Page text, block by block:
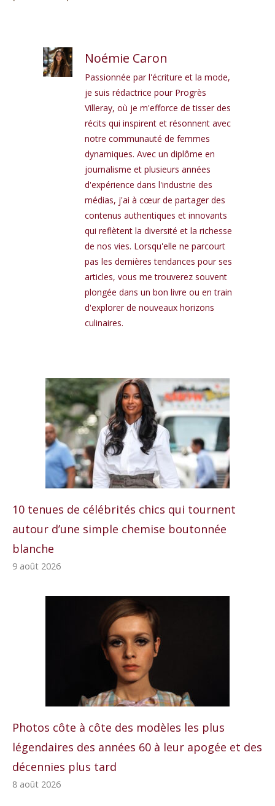
Noémie Caron
Passionnée par l'écriture et la mode,
je suis rédactrice pour Progrès
Villeray, où je m'efforce de tisser des
récits qui inspirent et résonnent avec
notre communauté de femmes
dynamiques. Avec un diplôme en
journalisme et plusieurs années
d'expérience dans l'industrie des
médias, j'ai à cœur de partager des
contenus authentiques et innovants
qui reflètent la diversité et la richesse
de nos vies. Lorsqu'elle ne parcourt
pas les dernières tendances pour ses
articles, vous me trouverez souvent
plongée dans un bon livre ou en train
d'explorer de nouveaux horizons
culinaires.
10 tenues de célébrités chics qui tournent
autour d’une simple chemise boutonnée
blanche
9 août 2026
Photos côte à côte des modèles les plus
légendaires des années 60 à leur apogée et des
décennies plus tard
8 août 2026